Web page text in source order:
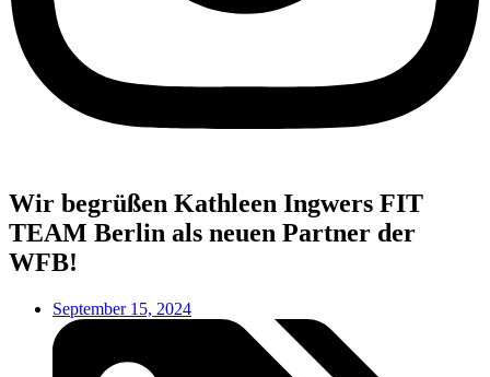
Wir begrüßen Kathleen Ingwers FIT
TEAM Berlin als neuen Partner der
WFB!
September 15, 2024